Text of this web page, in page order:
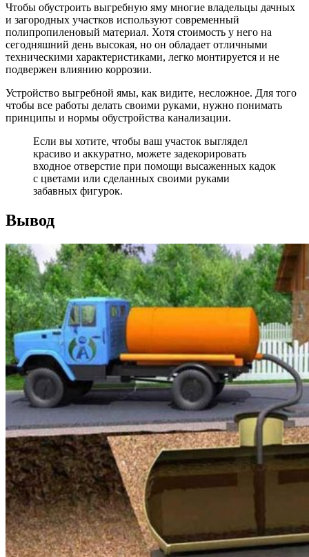
Чтобы обустроить выгребную яму многие владельцы дачных
и загородных участков используют современный
полипропиленовый материал. Хотя стоимость у него на
сегодняшний день высокая, но он обладает отличными
техническими характеристиками, легко монтируется и не
подвержен влиянию коррозии.
Устройство выгребной ямы, как видите, несложное. Для того
чтобы все работы делать своими руками, нужно понимать
принципы и нормы обустройства канализации.
Если вы хотите, чтобы ваш участок выглядел
красиво и аккуратно, можете задекорировать
входное отверстие при помощи высаженных кадок
с цветами или сделанных своими руками
забавных фигурок.
Вывод